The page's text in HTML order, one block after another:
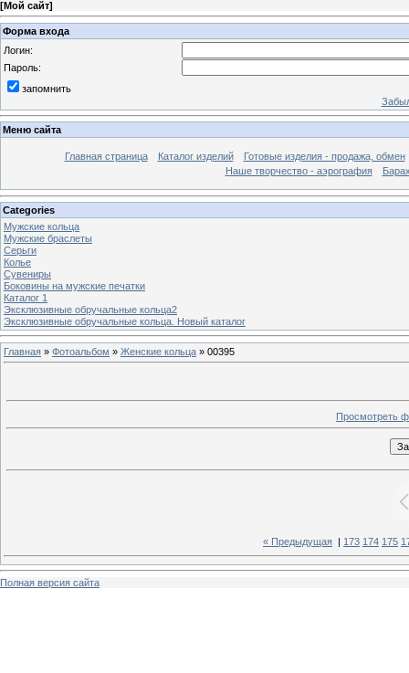
[Мой сайт]
Форма входа
Логин:
Пароль:
запомнить
Меню сайта
Главная страница Каталог изделий
Готовые изделия - продажа, обмен
Наше творчество - аэрография
Categories
Мужские кольца
Мужские браслеты
Серьги
Колье
Сувениры
Боковины на мужские печатки
Каталог 1
Эксклюзивные обручальные кольца2
Эксклюзивные обручальные кольца. Новый каталог
Главная » Фотоальбом » Женские кольца » 00395
Просмотреть
« Предыдущая 173 174 175
Полная версия сайта